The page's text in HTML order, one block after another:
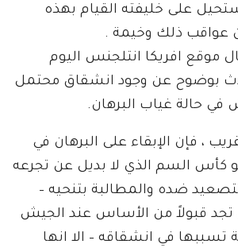
على خليفته القيام بهذه
عواقب ذلك وخيمة .
موقع افريكا انتلجنس اليوم
الذي تحدث بوضوح عن وجود انشقاق محتمل
حالة غياب البرهان.
، فإن الإبقاء على البرهان في
كأس السم الذي لا بديل عن تجرعه
ضده والمطالبة بتنحيه –
تجد قبولاً من الأساس عند الجيش
تسببها في انشقاقه – الا انها